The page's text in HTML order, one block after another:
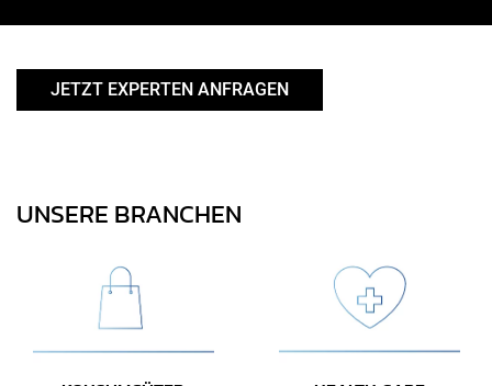
JETZT EXPERTEN ANFRAGEN
UNSERE BRANCHEN